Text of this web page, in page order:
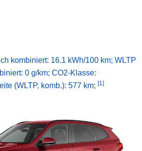
kombiniert: 16.1 kWh/100 km; WLTP
0 g/km; CO2-Klasse:
(WLTP, komb.): 577 km; [1]